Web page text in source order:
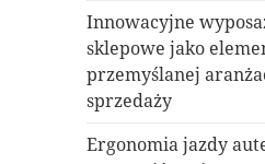
Innowacyjne
sklepowe jako
przemyślanej
sprzedaży
Ergonomia jazdy